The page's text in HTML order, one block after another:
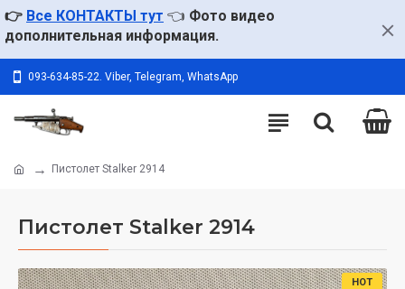
👉 Все КОНТАКТЫ тут 👈 Фото видео
дополнительная информация.
093-634-85-22. Viber, Telegram, WhatsApp
Пистолет Stalker 2914
Пистолет Stalker 2914
HOT